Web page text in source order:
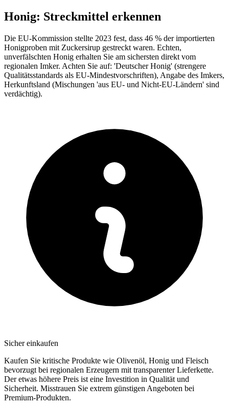
Honig: Streckmittel erkennen
Die EU-Kommission stellte 2023 fest, dass 46 % der importierten
Honigproben mit Zuckersirup gestreckt waren. Echten,
unverfälschten Honig erhalten Sie am sichersten direkt vom
regionalen Imker. Achten Sie auf: 'Deutscher Honig' (strengere
Qualitätsstandards als EU-Mindestvorschriften), Angabe des Imkers,
Herkunftsland (Mischungen 'aus EU- und Nicht-EU-Ländern' sind
verdächtig).
Sicher einkaufen
Kaufen Sie kritische Produkte wie Olivenöl, Honig und Fleisch
bevorzugt bei regionalen Erzeugern mit transparenter Lieferkette.
Der etwas höhere Preis ist eine Investition in Qualität und
Sicherheit. Misstrauen Sie extrem günstigen Angeboten bei
Premium-Produkten.